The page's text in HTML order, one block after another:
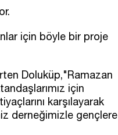
için böyle bir proje
Doluküp,"Ramazan
için
karşılayarak
derneğimizle gençlere